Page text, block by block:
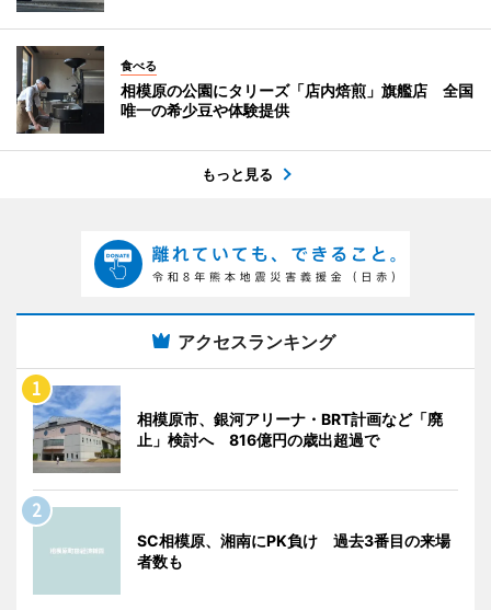
食べる
相模原の公園にタリーズ「店内焙煎」旗艦店 全国
唯一の希少豆や体験提供
もっと見る
アクセスランキング
相模原市、銀河アリーナ・BRT計画など「廃
止」検討へ 816億円の歳出超過で
SC相模原、湘南にPK負け 過去3番目の来場
者数も